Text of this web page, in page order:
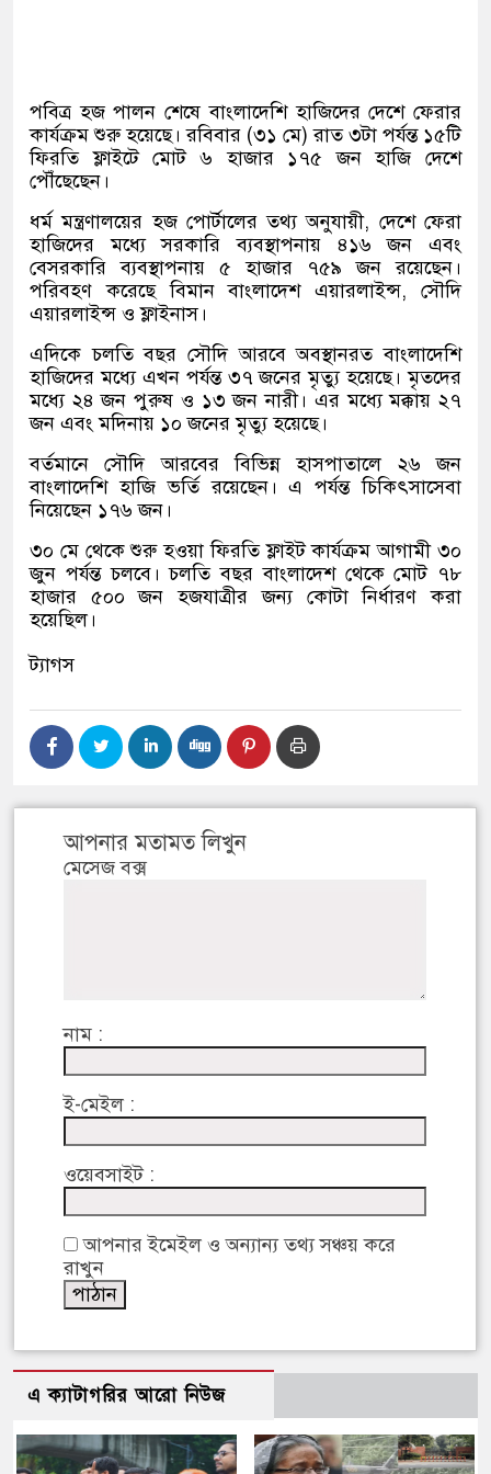
পবিত্র হজ পালন শেষে বাংলাদেশি হাজিদের দেশে ফেরার
কার্যক্রম শুরু হয়েছে। রবিবার (৩১ মে) রাত ৩টা পর্যন্ত ১৫টি
ফিরতি ফ্লাইটে মোট ৬ হাজার ১৭৫ জন হাজি দেশে
পৌঁছেছেন।
ধর্ম মন্ত্রণালয়ের হজ পোর্টালের তথ্য অনুযায়ী, দেশে ফেরা
হাজিদের মধ্যে সরকারি ব্যবস্থাপনায় ৪১৬ জন এবং
বেসরকারি ব্যবস্থাপনায় ৫ হাজার ৭৫৯ জন রয়েছেন।
পরিবহণ করেছে বিমান বাংলাদেশ এয়ারলাইন্স, সৌদি
এয়ারলাইন্স ও ফ্লাইনাস।
এদিকে চলতি বছর সৌদি আরবে অবস্থানরত বাংলাদেশি
হাজিদের মধ্যে এখন পর্যন্ত ৩৭ জনের মৃত্যু হয়েছে। মৃতদের
মধ্যে ২৪ জন পুরুষ ও ১৩ জন নারী। এর মধ্যে মক্কায় ২৭
জন এবং মদিনায় ১০ জনের মৃত্যু হয়েছে।
বর্তমানে সৌদি আরবের বিভিন্ন হাসপাতালে ২৬ জন
বাংলাদেশি হাজি ভর্তি রয়েছেন। এ পর্যন্ত চিকিৎসাসেবা
নিয়েছেন ১৭৬ জন।
৩০ মে থেকে শুরু হওয়া ফিরতি ফ্লাইট কার্যক্রম আগামী ৩০
জুন পর্যন্ত চলবে। চলতি বছর বাংলাদেশ থেকে মোট ৭৮
হাজার ৫০০ জন হজযাত্রীর জন্য কোটা নির্ধারণ করা
হয়েছিল।
ট্যাগস
আপনার মতামত লিখুন
মেসেজ বক্স
নাম :
ই-মেইল :
ওয়েবসাইট :
আপনার ইমেইল ও অন্যান্য তথ্য সঞ্চয় করে
রাখুন
এ ক্যাটাগরির আরো নিউজ